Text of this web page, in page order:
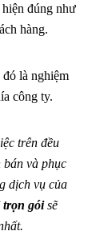
đúng như
hàng.
là nghiệm
công ty.
trên đều
bán và phục
dịch vụ của
trọn góisẽ